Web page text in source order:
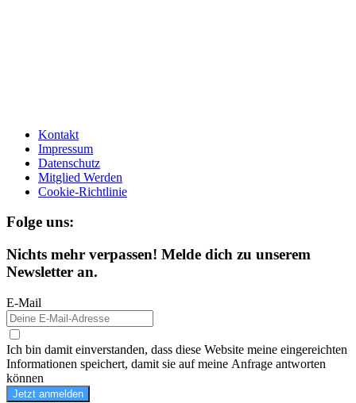
Kontakt
Impressum
Datenschutz
Mitglied Werden
Cookie-Richtlinie
Folge uns:
Nichts mehr verpassen! Melde dich zu unserem
Newsletter an.
E-Mail
Ich bin damit einverstanden, dass diese Website meine eingereichten
Informationen speichert, damit sie auf meine Anfrage antworten
können
Jetzt anmelden